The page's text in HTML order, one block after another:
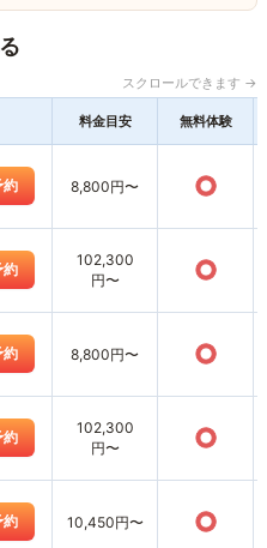
スクロールできます →
料金目安 無料体験
約 8,800円〜 ○
約
102,300
円〜
○
約 8,800円〜 ○
約
102,300
円〜
○
約 10,450円〜 ○